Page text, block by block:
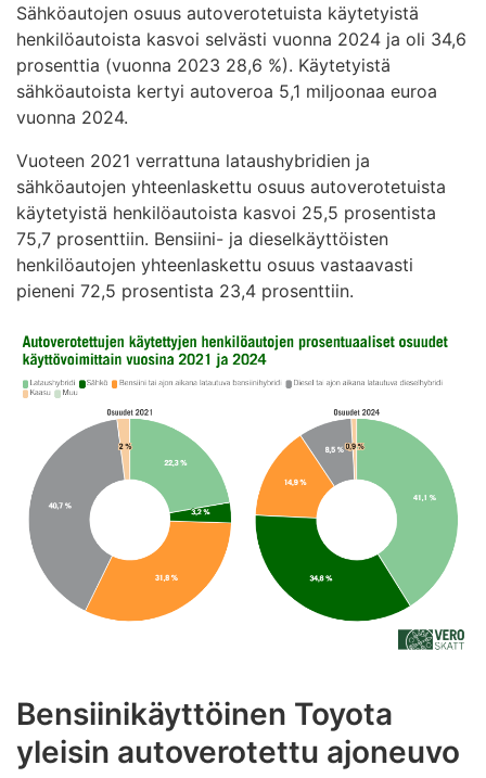
Sähköautojen osuus autoverotetuista käytetyistä
henkilöautoista kasvoi selvästi vuonna 2024 ja oli 34,6
prosenttia (vuonna 2023 28,6 %). Käytetyistä
sähköautoista kertyi autoveroa 5,1 miljoonaa euroa
vuonna 2024.
Vuoteen 2021 verrattuna lataushybridien ja
sähköautojen yhteenlaskettu osuus autoverotetuista
käytetyistä henkilöautoista kasvoi 25,5 prosentista
75,7 prosenttiin. Bensiini- ja dieselkäyttöisten
henkilöautojen yhteenlaskettu osuus vastaavasti
pieneni 72,5 prosentista 23,4 prosenttiin.
Bensiinikäyttöinen Toyota
yleisin autoverotettu ajoneuvo